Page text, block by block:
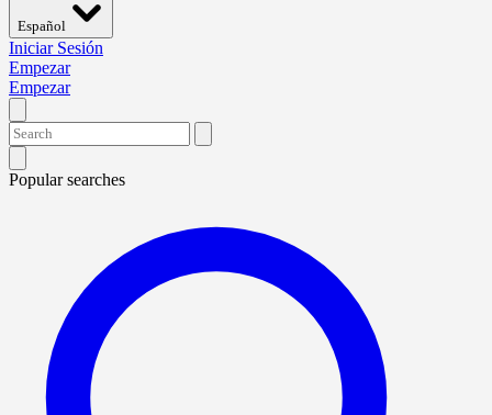
Español
Iniciar Sesión
Empezar
Empezar
Popular searches